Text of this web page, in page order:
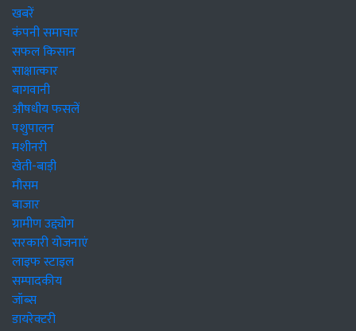
खबरें
कंपनी समाचार
सफल किसान
साक्षात्कार
बागवानी
औषधीय फसलें
पशुपालन
मशीनरी
खेती-बाड़ी
मौसम
बाजार
ग्रामीण उद्द्योग
सरकारी योजनाएं
लाइफ स्टाइल
सम्पादकीय
जॉब्स
डायरेक्टरी